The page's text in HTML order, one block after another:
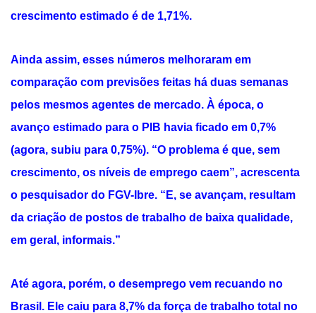
crescimento estimado é de 1,71%.
Ainda assim, esses números melhoraram em
comparação com previsões feitas há duas semanas
pelos mesmos agentes de mercado. À época, o
avanço estimado para o PIB havia ficado em 0,7%
(agora, subiu para 0,75%). “O problema é que, sem
crescimento, os níveis de emprego caem”, acrescenta
o pesquisador do FGV-Ibre. “E, se avançam, resultam
da criação de postos de trabalho de baixa qualidade,
em geral, informais.”
Até agora, porém, o desemprego vem recuando no
Brasil. Ele caiu para 8,7% da força de trabalho total no